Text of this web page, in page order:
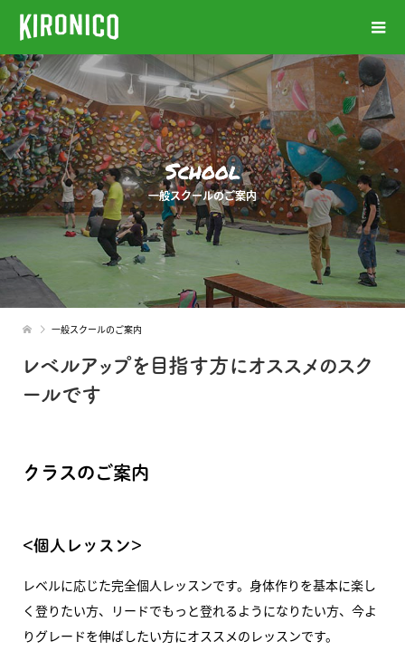
School
一般スクールのご案内
一般スクールのご案内
レベルアップを目指す方にオススメのスク
ールです
クラスのご案内
<個人レッスン>
レベルに応じた完全個人レッスンです。身体作りを基本に楽し
く登りたい方、リードでもっと登れるようになりたい方、今よ
りグレードを伸ばしたい方にオススメのレッスンです。